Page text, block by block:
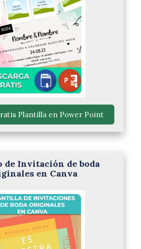
Plantilla en Power Point
de Invitación de boda
en Canva